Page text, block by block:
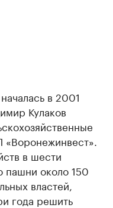
в 2001
Кулаков
в шести
пашни около 150
властей,
года решить